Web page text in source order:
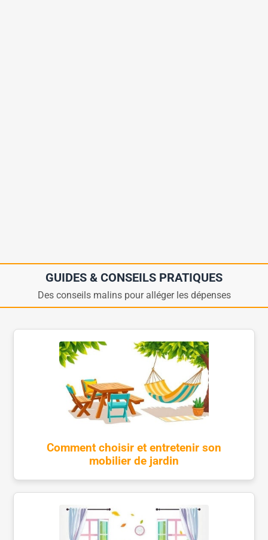
GUIDES & CONSEILS PRATIQUES
Des conseils malins pour alléger les dépenses
Comment choisir et entretenir son
mobilier de jardin